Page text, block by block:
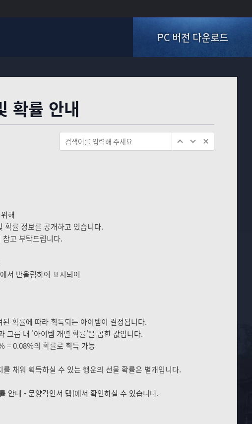
PC 버전 다운로드
확률 안내
해
확률 정보를 공개하고 있습니다.
고 부탁드립니다.
서 반올림하여 표시되어
확률에 따라 획득되는 아이템이 결정됩니다.
그룹 내 '아이템 개별 확률'을 곱한 값입니다.
= 0.08%의 확률로 획득 가능
채워 획득하실 수 있는 행운의 선물 확률은 별개입니다.
안내 - 문양각인서 탭]에서 확인하실 수 있습니다.